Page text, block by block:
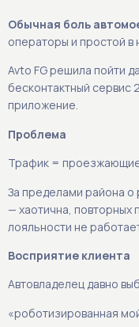
Обычная боль
операторы и простой в
Avto FG решила пойти
бесконтактный сервис
приложение.
Проблема
Трафик =
За пределами района
— хаотична,
лояльности не
Восприятие клиента
Автовладелец давно
«роботизированная